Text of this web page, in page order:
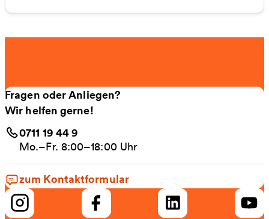
Fragen oder Anliegen?
Wir helfen gerne!
0711 19 44 9
Mo.–Fr. 8:00–18:00 Uhr
zum Kontaktformular